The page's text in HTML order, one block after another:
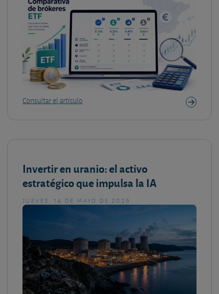
Consultar el artículo
Invertir en uranio: el activo
estratégico que impulsa la IA
jueves, 14 de mayo de 2026